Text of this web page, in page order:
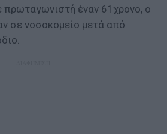
πρωταγωνιστή έναν 61χρονο, ο
σε νοσοκομείο μετά από